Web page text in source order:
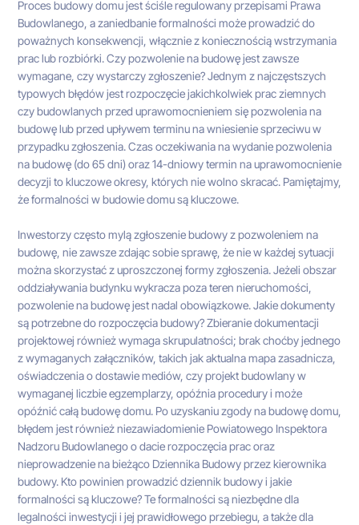
Proces budowy domu jest ściśle regulowany przepisami Prawa
Budowlanego, a zaniedbanie formalności może prowadzić do
poważnych konsekwencji, włącznie z koniecznością wstrzymania
prac lub rozbiórki. Czy pozwolenie na budowę jest zawsze
wymagane, czy wystarczy zgłoszenie? Jednym z najczęstszych
typowych błędów jest rozpoczęcie jakichkolwiek prac ziemnych
czy budowlanych przed uprawomocnieniem się pozwolenia na
budowę lub przed upływem terminu na wniesienie sprzeciwu w
przypadku zgłoszenia. Czas oczekiwania na wydanie pozwolenia
na budowę (do 65 dni) oraz 14-dniowy termin na uprawomocnienie
decyzji to kluczowe okresy, których nie wolno skracać. Pamiętajmy,
że formalności w budowie domu są kluczowe.
Inwestorzy często mylą zgłoszenie budowy z pozwoleniem na
budowę, nie zawsze zdając sobie sprawę, że nie w każdej sytuacji
można skorzystać z uproszczonej formy zgłoszenia. Jeżeli obszar
oddziaływania budynku wykracza poza teren nieruchomości,
pozwolenie na budowę jest nadal obowiązkowe. Jakie dokumenty
są potrzebne do rozpoczęcia budowy? Zbieranie dokumentacji
projektowej również wymaga skrupulatności; brak choćby jednego
z wymaganych załączników, takich jak aktualna mapa zasadnicza,
oświadczenia o dostawie mediów, czy projekt budowlany w
wymaganej liczbie egzemplarzy, opóźnia procedury i może
opóźnić całą budowę domu. Po uzyskaniu zgody na budowę domu,
błędem jest również niezawiadomienie Powiatowego Inspektora
Nadzoru Budowlanego o dacie rozpoczęcia prac oraz
nieprowadzenie na bieżąco Dziennika Budowy przez kierownika
budowy. Kto powinien prowadzić dziennik budowy i jakie
formalności są kluczowe? Te formalności są niezbędne dla
legalności inwestycji i jej prawidłowego przebiegu, a także dla